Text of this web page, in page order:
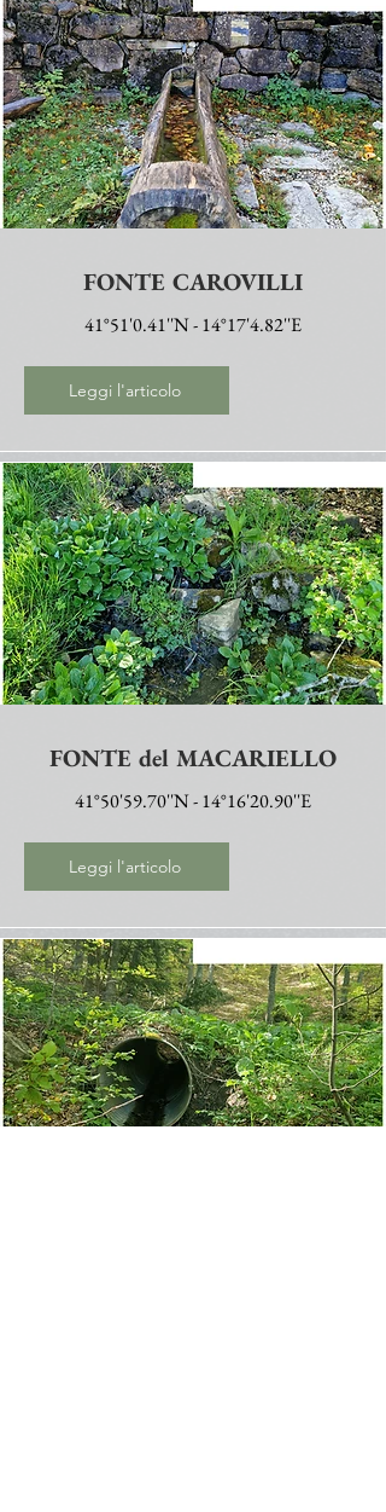
FONTE CAROVILLI
41°51'0.41''N - 14°17'4.82''E
Leggi l'articolo
FONTE del MACARIELLO
41°50'59.70''N - 14°16'20.90''E
Leggi l'articolo